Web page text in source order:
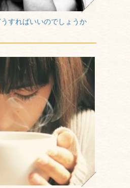
すればいいのでしょうか